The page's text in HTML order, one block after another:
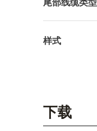
样式
下载